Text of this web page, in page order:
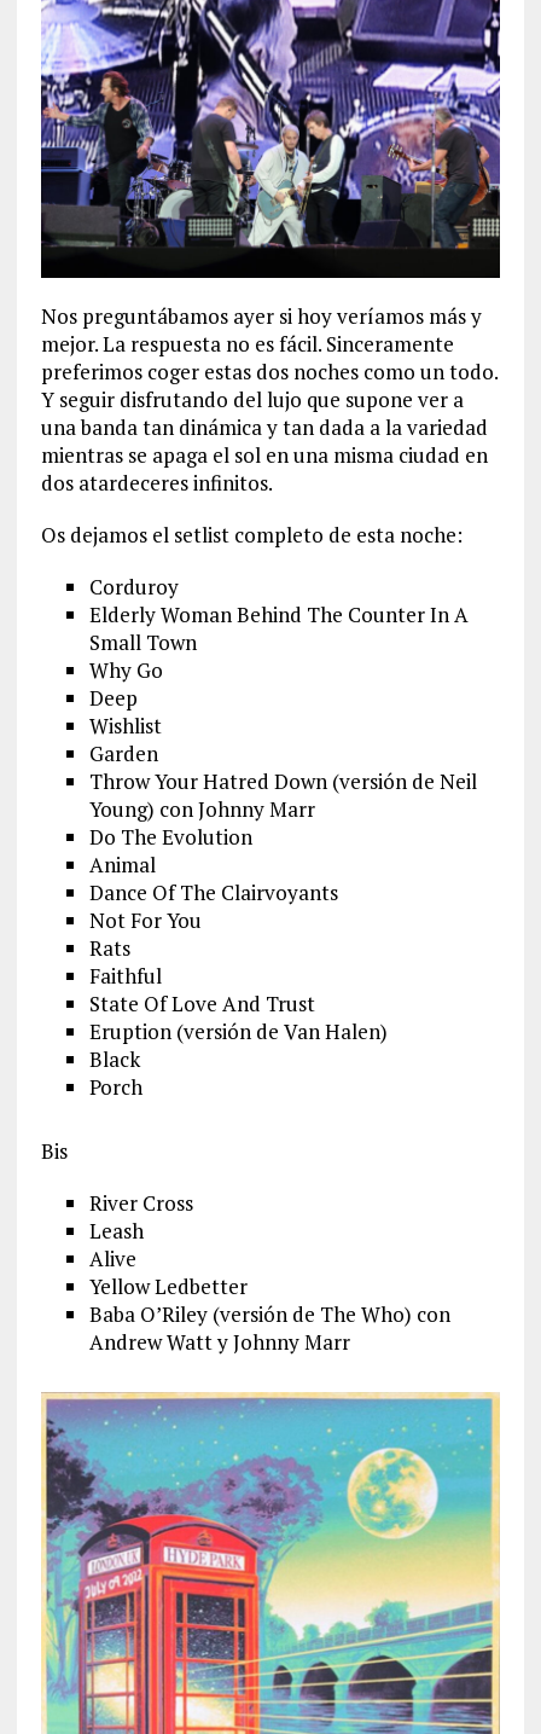
Nos preguntábamos ayer si hoy veríamos más y
mejor. La respuesta no es fácil. Sinceramente
preferimos coger estas dos noches como un todo.
Y seguir disfrutando del lujo que supone ver a
una banda tan dinámica y tan dada a la variedad
mientras se apaga el sol en una misma ciudad en
dos atardeceres infinitos.
Os dejamos el setlist completo de esta noche:
Corduroy
Elderly Woman Behind The Counter In A
Small Town
Why Go
Deep
Wishlist
Garden
Throw Your Hatred Down (versión de Neil
Young) con Johnny Marr
Do The Evolution
Animal
Dance Of The Clairvoyants
Not For You
Rats
Faithful
State Of Love And Trust
Eruption (versión de Van Halen)
Black
Porch
Bis
River Cross
Leash
Alive
Yellow Ledbetter
Baba O’Riley (versión de The Who) con
Andrew Watt y Johnny Marr